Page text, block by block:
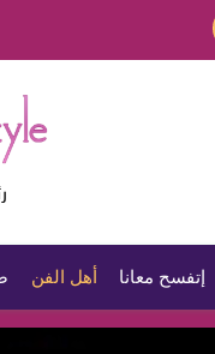
إتفسح معانا أهل الفن